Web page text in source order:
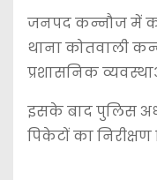
जनपद कन्नौज में
थाना कोतवाली
प्रशासनिक
इसके बाद पुलिस
पिकेटों का